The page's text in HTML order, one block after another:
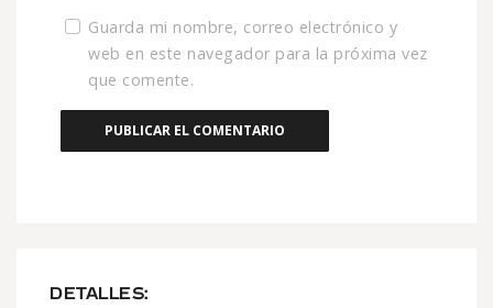
DETALLES:
Guarda mi nombre, correo electrónico y
web en este navegador para la próxima vez
que comente.